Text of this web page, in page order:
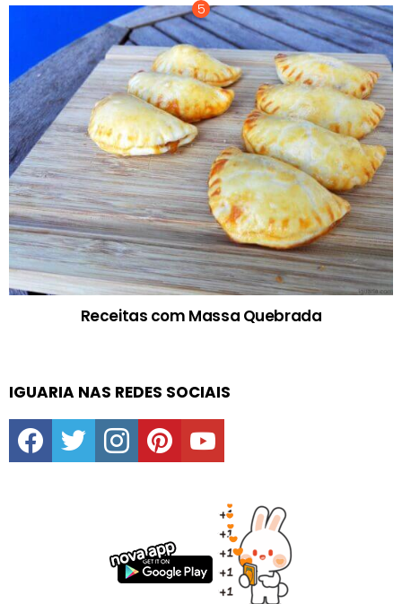
Receitas com Massa Quebrada
IGUARIA NAS REDES SOCIAIS
facebooktwitter instagrampinterestyoutube